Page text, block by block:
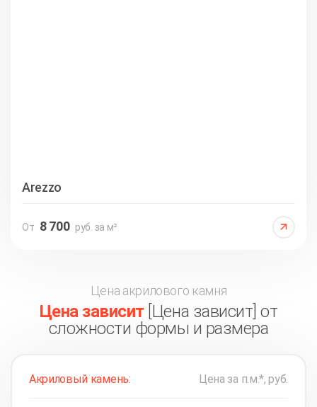
Arezzo
От 8 700 руб. за м²
Цена акрилового камня
Цена зависит [Цена зависит] от
сложности формы и размера
Акриловый камень: Цена за п.м.*, руб.